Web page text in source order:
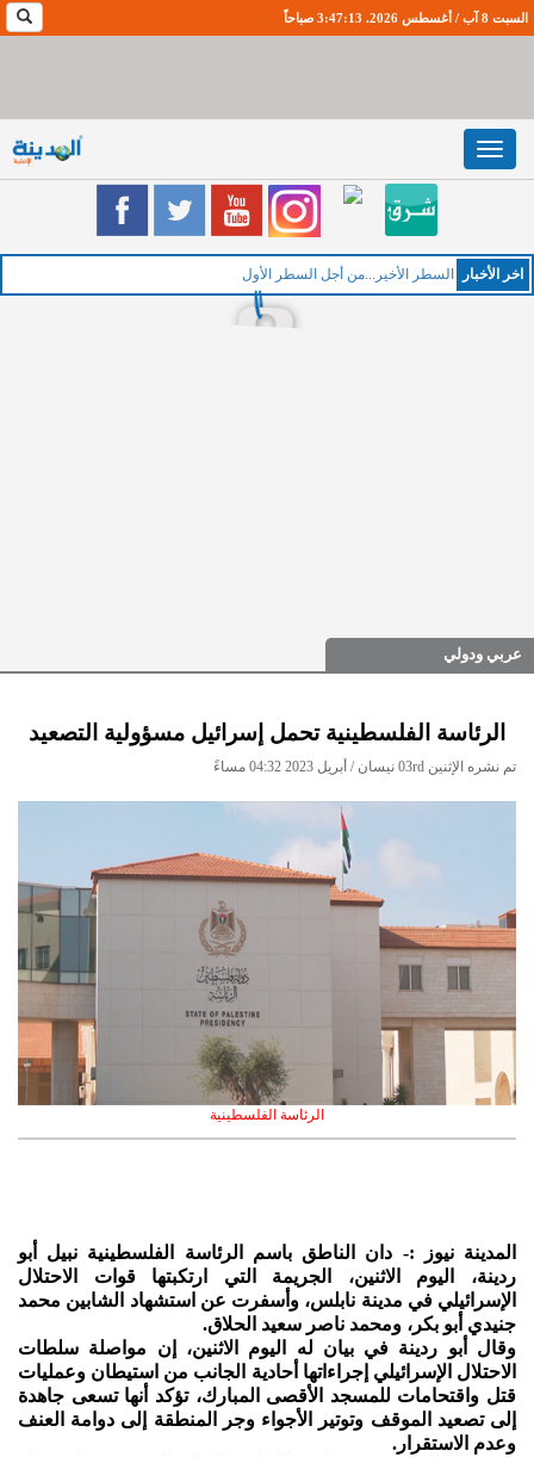
السبت 8 آب / أغسطس 2026. 3:47:14 صباحاً
Toggle
navigation
اخر اﻷخبار السطر الأخير...من أجل السطر الأول
عربي ودولي
الرئاسة الفلسطينية تحمل إسرائيل مسؤولية التصعيد
تم نشره الإثنين 03rd نيسان / أبريل 2023 04:32 مساءً
الرئاسة الفلسطينية
المدينة نيوز :- دان الناطق باسم الرئاسة الفلسطينية نبيل أبو
ردينة، اليوم الاثنين، الجريمة التي ارتكبتها قوات الاحتلال
الإسرائيلي في مدينة نابلس، وأسفرت عن استشهاد الشابين محمد
جنيدي أبو بكر، ومحمد ناصر سعيد الحلاق.
وقال أبو ردينة في بيان له اليوم الاثنين، إن مواصلة سلطات
الاحتلال الإسرائيلي إجراءاتها أحادية الجانب من استيطان وعمليات
قتل واقتحامات للمسجد الأقصى المبارك، تؤكد أنها تسعى جاهدة
إلى تصعيد الموقف وتوتير الأجواء وجر المنطقة إلى دوامة العنف
وعدم الاستقرار.